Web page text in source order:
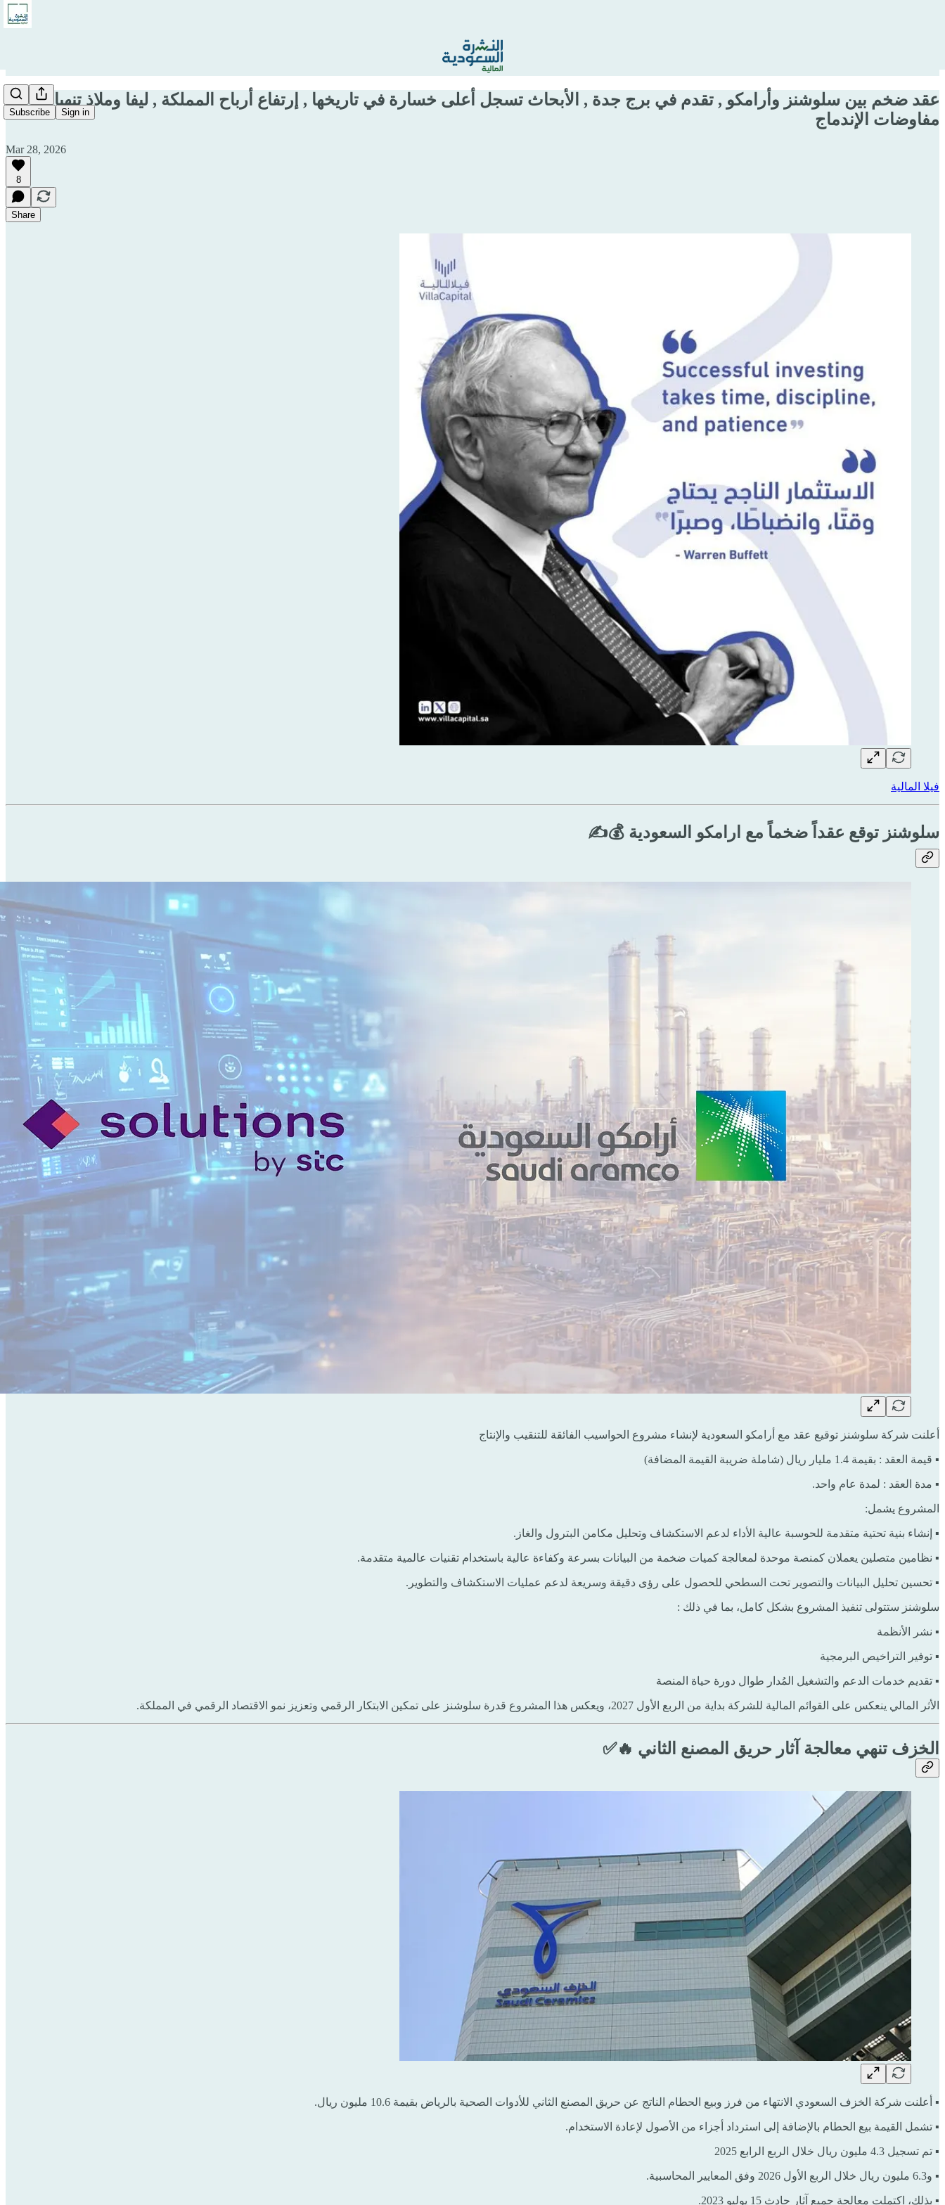
Subscribe Sign in
عقد ضخم بين سلوشنز وأرامكو , تقدم في برج جدة , الأبحاث تسجل أعلى خسارة في تاريخها , إرتفاع أرباح المملكة , ليفا وملاذ تنهيان
مفاوضات الإندماج
Mar 28, 2026
8
Share
فيلا المالية
سلوشنز توقع عقداً ضخماً مع ارامكو السعودية 💰✍
أعلنت شركة سلوشنز توقيع عقد مع أرامكو السعودية لإنشاء مشروع الحواسيب الفائقة للتنقيب والإنتاج
▪ قيمة العقد : بقيمة 1.4 مليار ريال (شاملة ضريبة القيمة المضافة)
▪ مدة العقد : لمدة عام واحد.
المشروع يشمل:
▪ إنشاء بنية تحتية متقدمة للحوسبة عالية الأداء لدعم الاستكشاف وتحليل مكامن البترول والغاز.
▪ نظامين متصلين يعملان كمنصة موحدة لمعالجة كميات ضخمة من البيانات بسرعة وكفاءة عالية باستخدام تقنيات عالمية متقدمة.
▪ تحسين تحليل البيانات والتصوير تحت السطحي للحصول على رؤى دقيقة وسريعة لدعم عمليات الاستكشاف والتطوير.
سلوشنز ستتولى تنفيذ المشروع بشكل كامل، بما في ذلك :
▪ نشر الأنظمة
▪ توفير التراخيص البرمجية
▪ تقديم خدمات الدعم والتشغيل المُدار طوال دورة حياة المنصة
الأثر المالي ينعكس على القوائم المالية للشركة بداية من الربع الأول 2027، ويعكس هذا المشروع قدرة سلوشنز على تمكين الابتكار الرقمي وتعزيز نمو الاقتصاد الرقمي في المملكة.
الخزف تنهي معالجة آثار حريق المصنع الثاني 🔥✅
▪ أعلنت شركة الخزف السعودي الانتهاء من فرز وبيع الحطام الناتج عن حريق المصنع الثاني للأدوات الصحية بالرياض بقيمة 10.6 مليون ريال.
▪ تشمل القيمة بيع الحطام بالإضافة إلى استرداد أجزاء من الأصول لإعادة الاستخدام.
▪ تم تسجيل 4.3 مليون ريال خلال الربع الرابع 2025
▪ و6.3 مليون ريال خلال الربع الأول 2026 وفق المعايير المحاسبية.
▪ بذلك، اكتملت معالجة جميع آثار حادث 15 يوليو 2023.